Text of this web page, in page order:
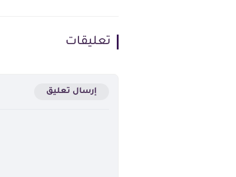
تعليقات
إرسال تعليق